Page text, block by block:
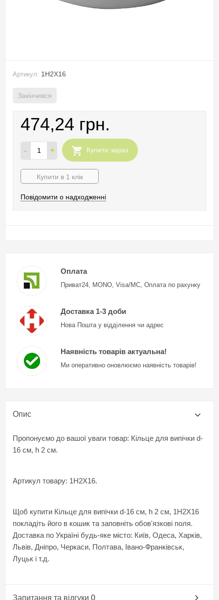
Артикул: 1H2X16
Закінчився
474,24 грн.
- + Купити зараз
Купити в 1 клік
Повідомити о надходженні
Оплата
Приват24, MONO, Visa/MC, Оплата по рахунку
Доставка 1-3 доби
Нова Пошта у відділення чи адрес
Наявність товарів актуальна!
Ми оперативно оновлюємо наявність товарів!
Опис
Пропонуємо до вашої уваги товар: Кільце для випічки d-
16 см, h 2 см.
Артикул товару: 1H2X16.
Щоб купити Кільце для випічки d-16 см, h 2 см, 1H2X16
покладіть його в кошик та заповніть обов'язкові поля.
Доставка по Україні будь-яке місто: Київ, Одеса, Харків,
Львів, Дніпро, Черкаси, Полтава, Івано-Франківськ,
Луцьк і т.д.
Запитання та відгуки 0